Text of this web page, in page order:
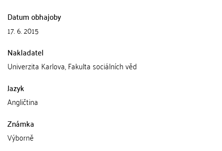
Datum obhajoby
17. 6. 2015
Nakladatel
Univerzita Karlova, Fakulta sociálních věd
Jazyk
Angličtina
Známka
Výborně